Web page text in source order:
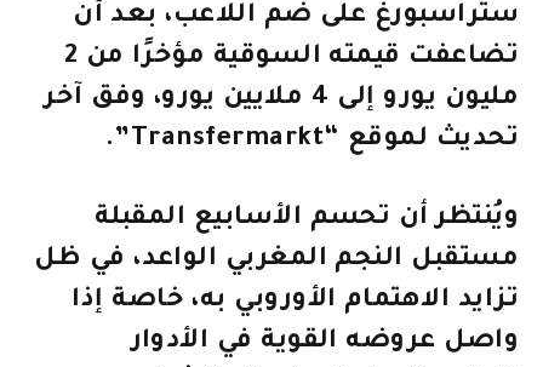
ستراسبورغ على ضم اللاعب، بعد أن
تضاعفت قيمته السوقية مؤخرًا من 2
مليون يورو إلى 4 ملايين يورو، وفق آخر
تحديث لموقع “Transfermarkt”.
ويُنتظر أن تحسم الأسابيع المقبلة
مستقبل النجم المغربي الواعد، في ظل
تزايد الاهتمام الأوروبي به، خاصة إذا
واصل عروضه القوية في الأدوار